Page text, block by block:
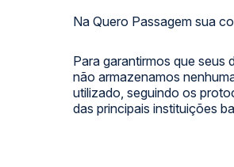
Na Quero Passagem sua
Para garantirmos que seus
não armazenamos
utilizado, seguindo os
das principais instituições